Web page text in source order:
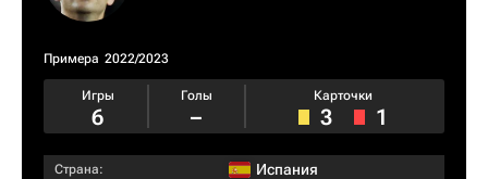
Примера 2022/2023
Игры
6
Голы
–
Карточки
3 1
Страна: Испания